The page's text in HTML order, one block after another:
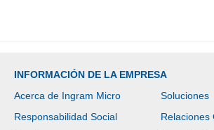
INFORMACIÓN DE LA EMPRESA
Acerca de Ingram Micro
Soluciones
Responsabilidad Social
Relaciones